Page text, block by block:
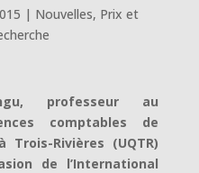
| Nouvelles, Prix et
professeur au
comptables de
Trois-Rivières (UQTR)
de l’International